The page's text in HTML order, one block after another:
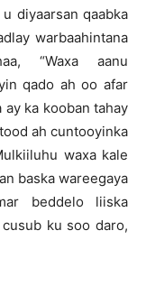
diyaarsan qaabka
warbaahintana
“Waxa aanu
qado ah oo afar
ay ka kooban tahay
ah cuntooyinka
waxa kale
baska wareegaya
beddelo liiska
ku soo daro,